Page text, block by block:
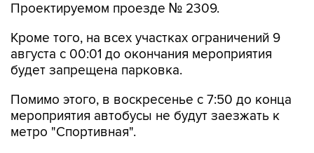
Проектируемом проезде № 2309.
Кроме того, на всех участках ограничений 9
августа с 00:01 до окончания мероприятия
будет запрещена парковка.
Помимо этого, в воскресенье с 7:50 до конца
мероприятия автобусы не будут заезжать к
метро "Спортивная".